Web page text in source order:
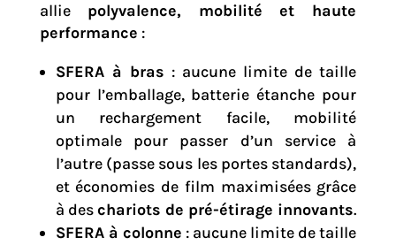
allie polyvalence, mobilité et haute
performance :
SFERA à bras : aucune limite de taille
pour l’emballage, batterie étanche pour
un rechargement facile, mobilité
optimale pour passer d’un service à
l’autre (passe sous les portes standards),
et économies de film maximisées grâce
à deschariots de pré-étirage innovants.
SFERA à colonne : aucune limite de taille